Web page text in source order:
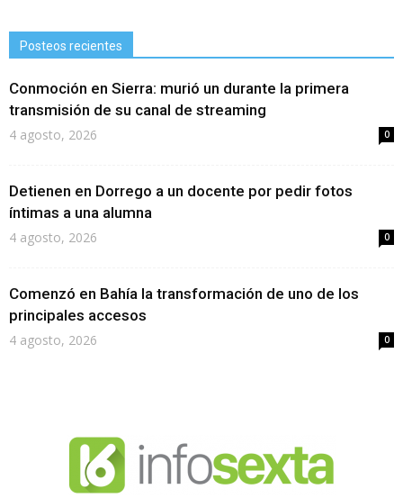
Posteos recientes
Conmoción en Sierra: murió un durante la primera
transmisión de su canal de streaming
4 agosto, 2026 0
Detienen en Dorrego a un docente por pedir fotos
íntimas a una alumna
4 agosto, 2026 0
Comenzó en Bahía la transformación de uno de los
principales accesos
4 agosto, 2026 0